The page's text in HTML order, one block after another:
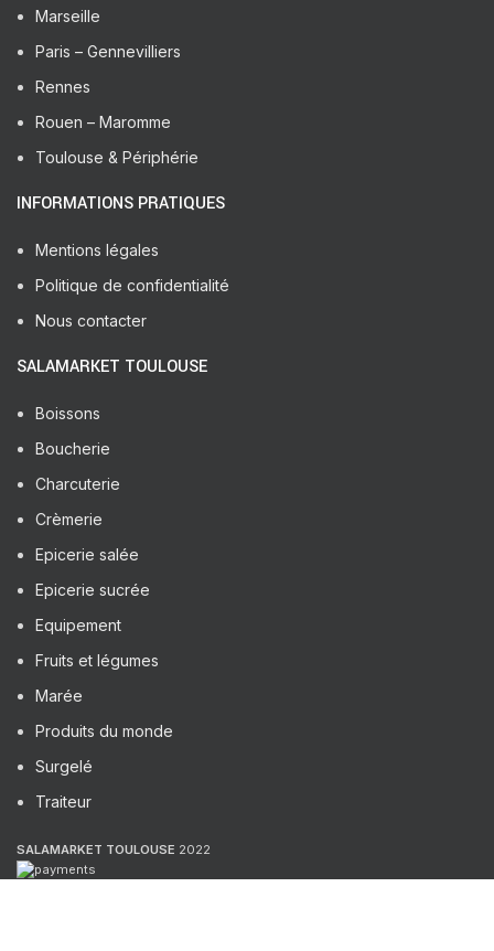
Marseille
Paris – Gennevilliers
Rennes
Rouen – Maromme
Toulouse & Périphérie
INFORMATIONS PRATIQUES
Mentions légales
Politique de confidentialité
Nous contacter
SALAMARKET TOULOUSE
Boissons
Boucherie
Charcuterie
Crèmerie
Epicerie salée
Epicerie sucrée
Equipement
Fruits et légumes
Marée
Produits du monde
Surgelé
Traiteur
SALAMARKET TOULOUSE 2022